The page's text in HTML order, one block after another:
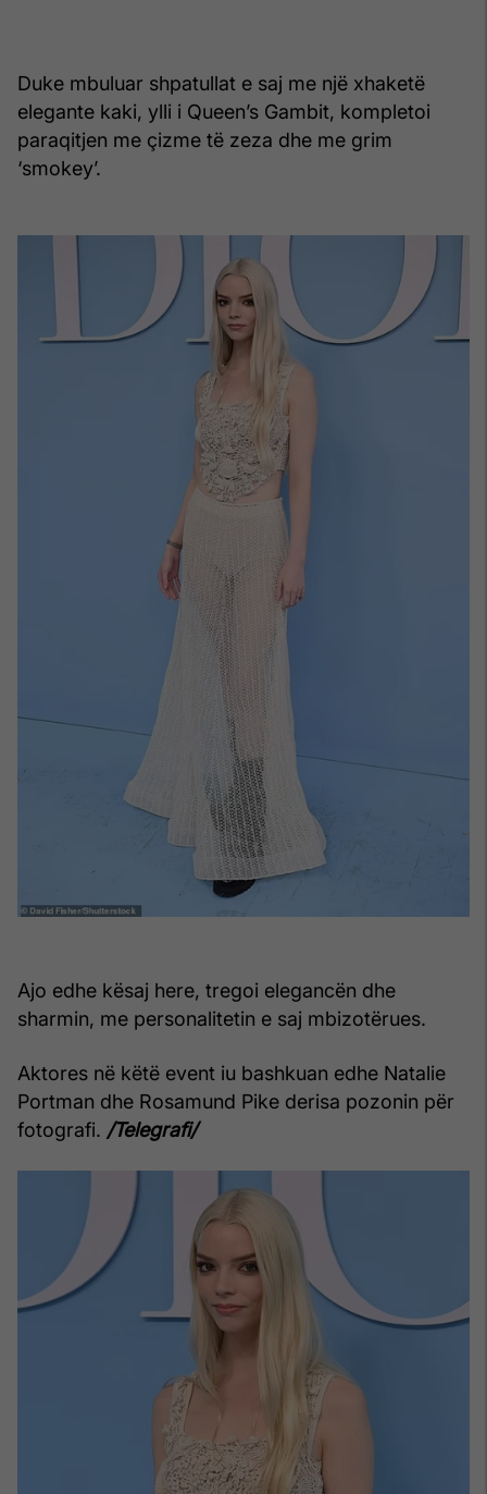
Duke mbuluar shpatullat e saj me një xhaketë
elegante kaki, ylli i Queen’s Gambit, kompletoi
paraqitjen me çizme të zeza dhe me grim
‘smokey’.
Ajo edhe kësaj here, tregoi elegancën dhe
sharmin, me personalitetin e saj mbizotërues.
Aktores në këtë event iu bashkuan edhe Natalie
Portman dhe Rosamund Pike derisa pozonin për
fotografi. /Telegrafi/